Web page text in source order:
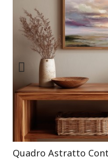
Quadro Astratto